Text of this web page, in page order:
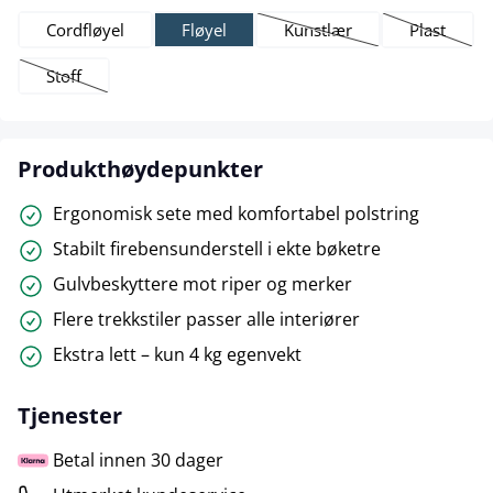
Cordfløyel Fløyel Kunstlær
(Dette alternativet er
Plast
(Dette
Stoff
(Dette alternativet er foreløpig ikke tilgjengelig.)
Produkthøydepunkter
Ergonomisk sete med komfortabel polstring
Stabilt firebensunderstell i ekte bøketre
Gulvbeskyttere mot riper og merker
Flere trekkstiler passer alle interiører
Ekstra lett – kun 4 kg egenvekt
Tjenester
Betal innen 30 dager